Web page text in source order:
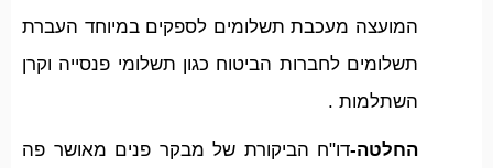
המועצה מעכבת תשלומים לספקים במיוחד העברת
תשלומים לחברות הביטוח כגון תשלומי פנסייה וקרן
השתלמות .
החלטה-דו"ח הביקורת של מבקר פנים מאושר פה